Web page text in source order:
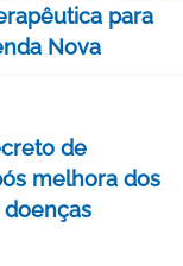
para
Nova
de
melhora dos